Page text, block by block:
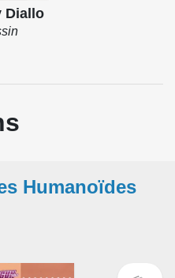
Diallo
Humanoïdes